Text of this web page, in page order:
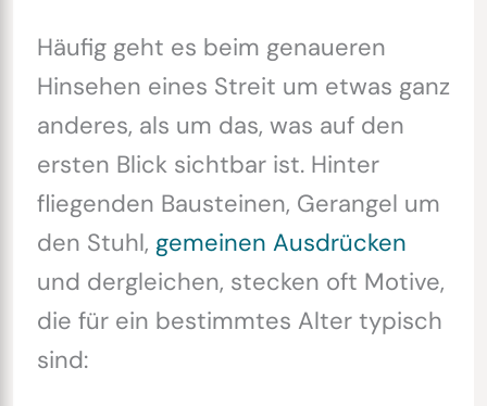
Häufig geht es beim genaueren
Hinsehen eines Streit um etwas ganz
anderes, als um das, was auf den
ersten Blick sichtbar ist. Hinter
fliegenden Bausteinen, Gerangel um
den Stuhl, gemeinen Ausdrücken
und dergleichen, stecken oft Motive,
die für ein bestimmtes Alter typisch
sind: